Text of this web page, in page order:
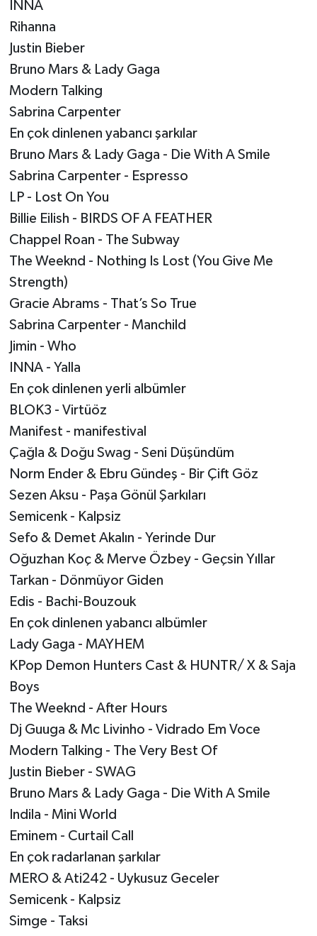
INNA
Rihanna
Justin Bieber
Bruno Mars & Lady Gaga
Modern Talking
Sabrina Carpenter
En çok dinlenen yabancı şarkılar
Bruno Mars & Lady Gaga - Die With A Smile
Sabrina Carpenter - Espresso
LP - Lost On You
Billie Eilish - BIRDS OF A FEATHER
Chappel Roan - The Subway
The Weeknd - Nothing Is Lost (You Give Me
Strength)
Gracie Abrams - That’s So True
Sabrina Carpenter - Manchild
Jimin - Who
INNA - Yalla
En çok dinlenen yerli albümler
BLOK3 - Virtüöz
Manifest - manifestival
Çağla & Doğu Swag - Seni Düşündüm
Norm Ender & Ebru Gündeş - Bir Çift Göz
Sezen Aksu - Paşa Gönül Şarkıları
Semicenk - Kalpsiz
Sefo & Demet Akalın - Yerinde Dur
Oğuzhan Koç & Merve Özbey - Geçsin Yıllar
Tarkan - Dönmüyor Giden
Edis - Bachi-Bouzouk
En çok dinlenen yabancı albümler
Lady Gaga - MAYHEM
KPop Demon Hunters Cast & HUNTR/ X & Saja
Boys
The Weeknd - After Hours
Dj Guuga & Mc Livinho - Vidrado Em Voce
Modern Talking - The Very Best Of
Justin Bieber - SWAG
Bruno Mars & Lady Gaga - Die With A Smile
Indila - Mini World
Eminem - Curtail Call
En çok radarlanan şarkılar
MERO & Ati242 - Uykusuz Geceler
Semicenk - Kalpsiz
Simge - Taksi